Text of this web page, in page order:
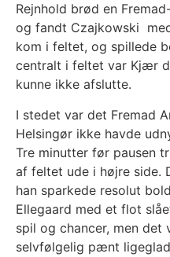
Rejnhold brød en
og fandt Czajkowski
kom i feltet, og spillede
centralt i feltet var Kjær
kunne ikke afslutte.
I stedet var det Fremad
Helsingør ikke havde
Tre minutter før pausen
af feltet ude i højre side.
han sparkede resolut
Ellegaard med et flot
spil og chancer, men det
selvfølgelig pænt